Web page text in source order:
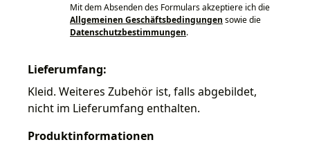
Mit dem Absenden des Formulars akzeptiere ich die
Allgemeinen Geschäftsbedingungen sowie die
Datenschutzbestimmungen.
Lieferumfang:
Kleid. Weiteres Zubehör ist, falls abgebildet,
nicht im Lieferumfang enthalten.
Produktinformationen